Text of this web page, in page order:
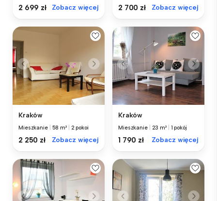
2 699 zł Zobacz więcej 2 700 zł Zobacz więcej
Kraków
Mieszkanie 58 m² 2 pokoi
2 250 zł Zobacz więcej
Kraków
Mieszkanie 23 m² 1 pokój
1 790 zł Zobacz więcej